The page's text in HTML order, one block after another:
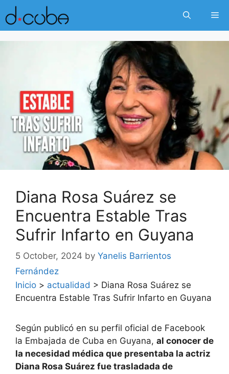
Skip
to
content
Diana Rosa Suárez se
Encuentra Estable Tras
Sufrir Infarto en Guyana
5 October, 2024 by Yanelis Barrientos
Fernández
Inicio > actualidad > Diana Rosa Suárez se
Encuentra Estable Tras Sufrir Infarto en Guyana
Según publicó en su perfil oficial de Facebook
la Embajada de Cuba en Guyana, al conocer de
la necesidad médica que presentaba la actriz
Diana Rosa Suárez fue trasladada de